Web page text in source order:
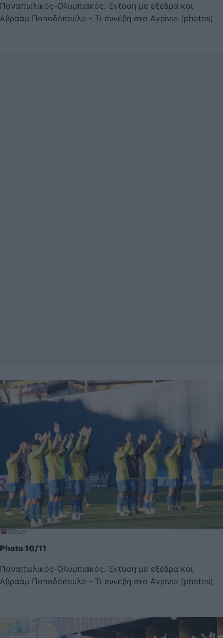
Παναιτωλικός-Ολυμπιακός: Ένταση με εξέδρα και
Αβραάμ Παπαδόπουλο - Τι συνέβη στο Αγρίνιο (photos)
Photo 10/11
Παναιτωλικός-Ολυμπιακός: Ένταση με εξέδρα και
Αβραάμ Παπαδόπουλο - Τι συνέβη στο Αγρίνιο (photos)